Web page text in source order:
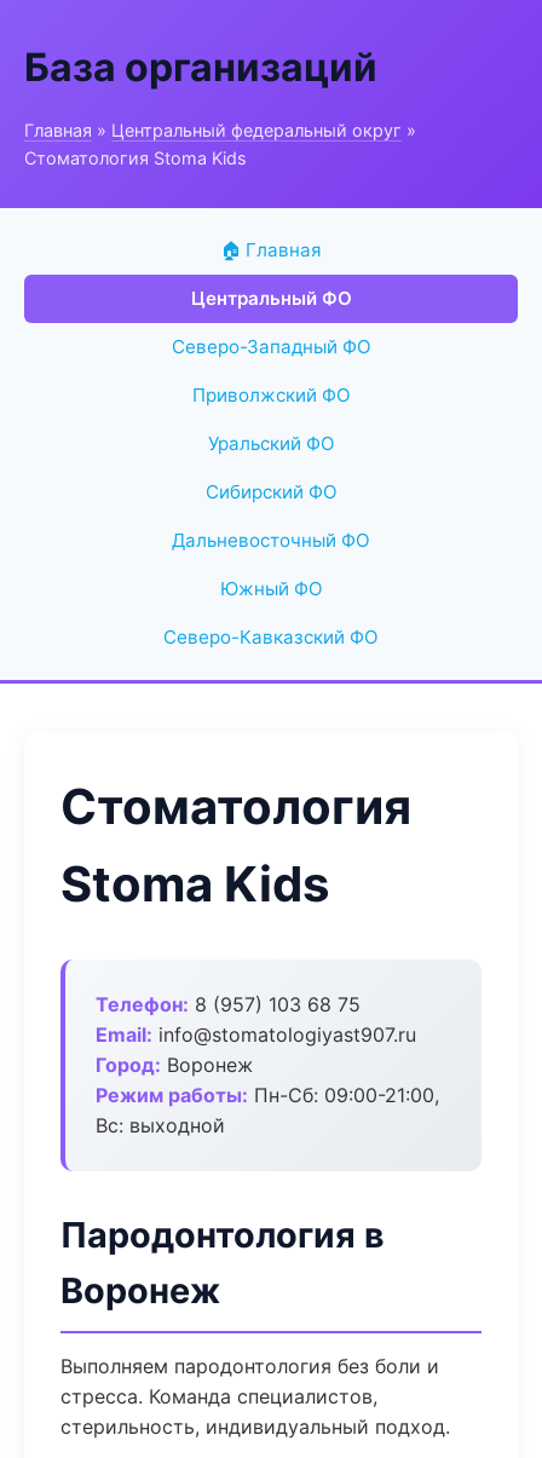
База организаций
Главная » Центральный федеральный округ »
Стоматология Stoma Kids
🏠 Главная
Центральный ФО
Северо-Западный ФО
Приволжский ФО
Уральский ФО
Сибирский ФО
Дальневосточный ФО
Южный ФО
Северо-Кавказский ФО
Стоматология
Stoma Kids
Телефон: 8 (957) 103 68 75
Email: info@stomatologiyast907.ru
Город: Воронеж
Режим работы: Пн-Сб: 09:00-21:00,
Вс: выходной
Пародонтология в
Воронеж
Выполняем пародонтология без боли и
стресса. Команда специалистов,
стерильность, индивидуальный подход.